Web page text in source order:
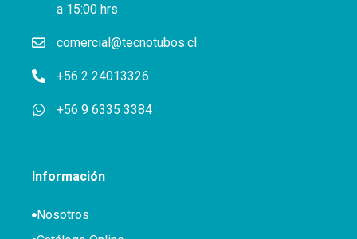
a 15:00 hrs
comercial@tecnotubos.cl
+56 2 24013326
+56 9 6335 3384
Información
Nosotros